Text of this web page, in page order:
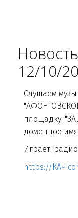
12/10/
Слушаем
площадку:
доменное
Играет:
https://